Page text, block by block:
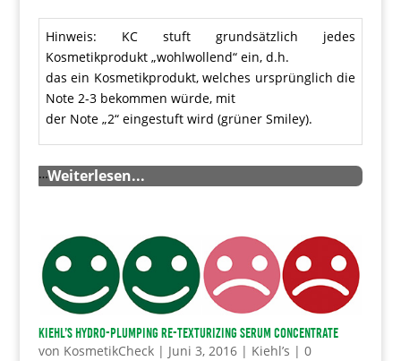
Hinweis: KC stuft grundsätzlich jedes
Kosmetikprodukt „wohlwollend“ ein, d.h.
das ein Kosmetikprodukt, welches ursprünglich die
Note 2-3 bekommen würde, mit
der Note „2“ eingestuft wird (grüner Smiley).
…Weiterlesen...
Kiehl’s Hydro-Plumping Re-Texturizing Serum Concentrate
von KosmetikCheck| Juni 3, 2016| Kiehl’s | 0